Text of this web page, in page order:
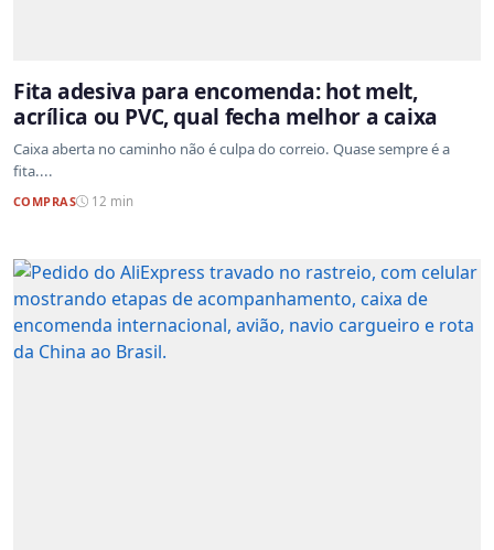
Fita adesiva para encomenda: hot melt,
acrílica ou PVC, qual fecha melhor a caixa
Caixa aberta no caminho não é culpa do correio. Quase sempre é a
fita....
COMPRAS 12 min